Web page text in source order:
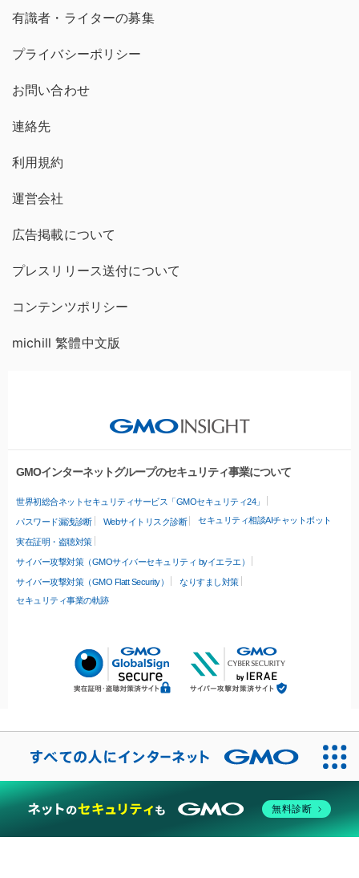
有識者・ライターの募集
プライバシーポリシー
お問い合わせ
連絡先
利用規約
運営会社
広告掲載について
プレスリリース送付について
コンテンツポリシー
michill 繁體中文版
GMOインターネットグループのセキュリティ事業について
世界初総合ネットセキュリティサービス「GMOセキュリティ24」
パスワード漏洩診断 Webサイトリスク診断 セキュリティ相談AIチャットボット
実在証明・盗聴対策
サイバー攻撃対策（GMOサイバーセキュリティ byイエラエ）
サイバー攻撃対策（GMO Flatt Security）
なりすまし対策
セキュリティ事業の軌跡
無料診断